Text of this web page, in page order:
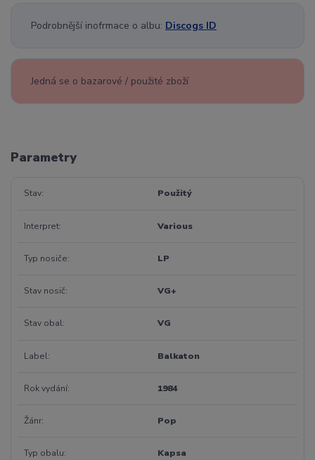
Podrobnější inofrmace o albu: Discogs ID
Jedná se o bazarové / použité zboží
Parametry
Stav Použitý
Interpret Various
Typ nosiče LP
Stav nosič VG+
Stav obal VG
Label Balkaton
Rok vydání 1984
Žánr Pop
Typ obalu Kapsa